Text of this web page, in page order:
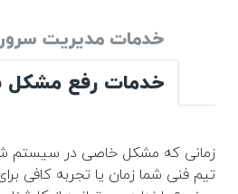
خدمات مدیریت
خدمات رفع مشکل
زمانی که مشکل خاصی در سیستم
تیم فنی شما زمان یا تجربه کافی